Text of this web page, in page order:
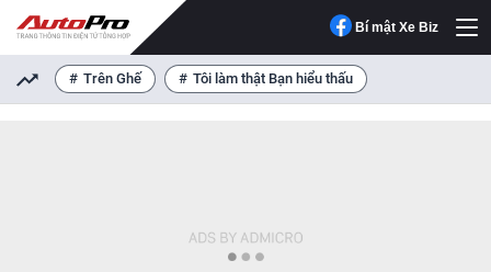
Bí mật Xe Biz
Trên Ghế Tôi làm thật Bạn hiểu thấu